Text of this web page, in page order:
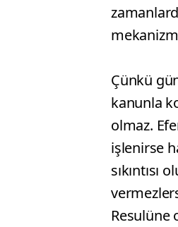
Çünkü
kanunla
olmaz.
işlenirse
sıkıntısı
Resulüne